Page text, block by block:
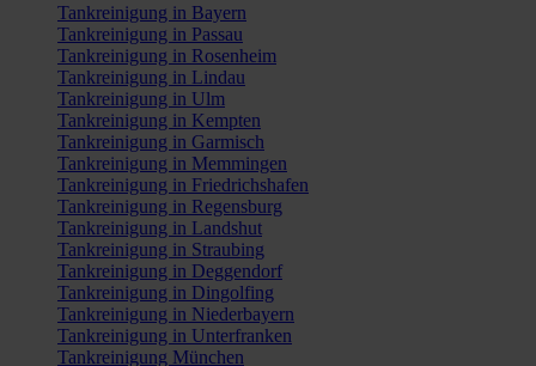
Tankreinigung in Bayern
Tankreinigung in Passau
Tankreinigung in Rosenheim
Tankreinigung in Lindau
Tankreinigung in Ulm
Tankreinigung in Kempten
Tankreinigung in Garmisch
Tankreinigung in Memmingen
Tankreinigung in Friedrichshafen
Tankreinigung in Regensburg
Tankreinigung in Landshut
Tankreinigung in Straubing
Tankreinigung in Deggendorf
Tankreinigung in Dingolfing
Tankreinigung in Niederbayern
Tankreinigung in Unterfranken
Tankreinigung München